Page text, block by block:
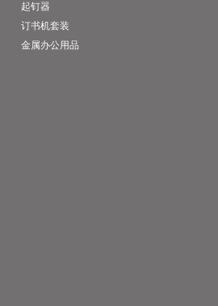
起钉器
订书机套装
金属办公用品